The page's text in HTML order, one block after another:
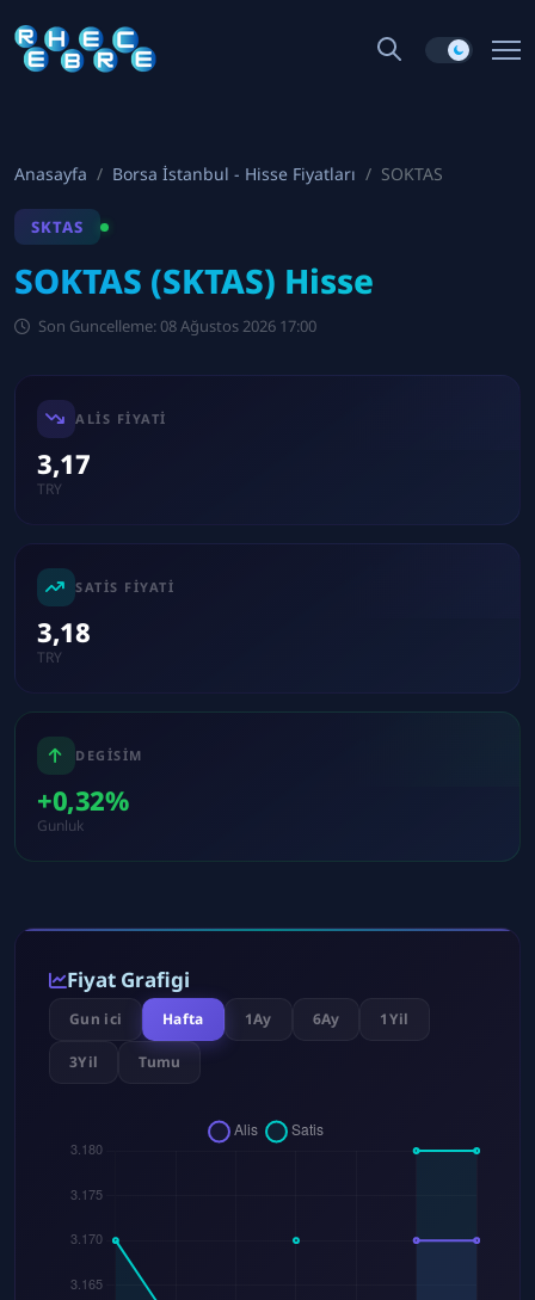
Anasayfa Borsa İstanbul - Hisse Fiyatları SOKTAS
SKTAS
SOKTAS (SKTAS) Hisse
Son Guncelleme: 08 Ağustos 2026 17:00
ALIS FIYATI
3,17
TRY
SATIS FIYATI
3,18
TRY
DEGISIM
+0,32%
Gunluk
Fiyat Grafigi
Gun ici Hafta 1Ay 6Ay 1Yil
3Yil Tumu